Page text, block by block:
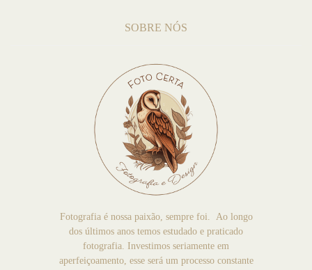
SOBRE NÓS
Fotografia é nossa paixão, sempre foi. Ao longo
dos últimos anos temos estudado e praticado
fotografia. Investimos seriamente em
aperfeiçoamento, esse será um processo constante